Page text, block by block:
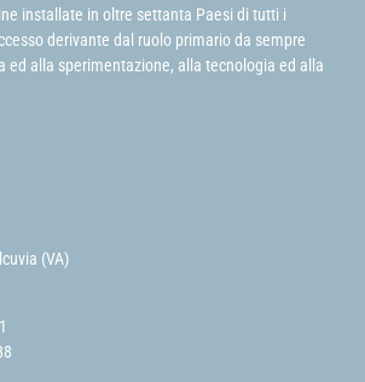
installate in oltre settanta Paesi di tutti i
derivante dal ruolo primario da sempre
ed alla sperimentazione, alla tecnologia ed alla
(VA)